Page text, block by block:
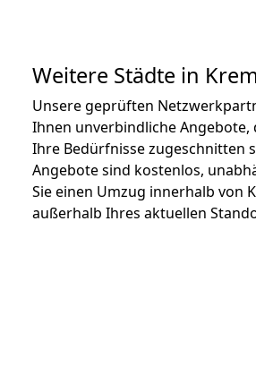
Weitere Städte in
Unsere geprüften
Ihnen unverbindliche Angebote,
Ihre Bedürfnisse zugeschnitten
Angebote sind kostenlos,
Sie einen Umzug innerhalb von
außerhalb Ihres aktuellen